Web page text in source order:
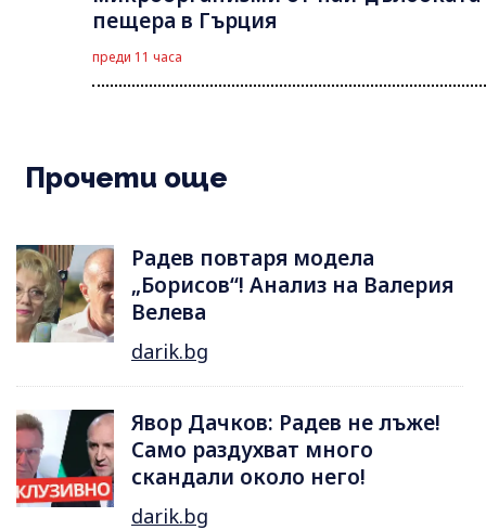
пещера в Гърция
преди 11 часа
Прочети още
Радев повтаря модела
„Борисов“! Анализ на Валерия
Велева
darik.bg
Явор Дачков: Радев не лъже!
Само раздухват много
скандали около него!
darik.bg